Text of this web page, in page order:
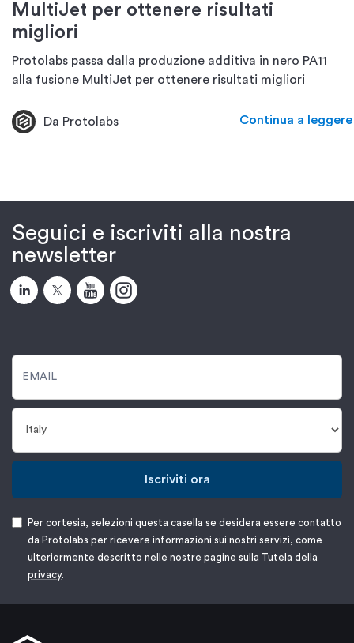
MultiJet per ottenere risultati
migliori
Protolabs passa dalla produzione additiva in nero PA11
alla fusione MultiJet per ottenere risultati migliori
Da Protolabs Continua a leggere
Seguici e iscriviti alla nostra
newsletter
Iscriviti ora
Per cortesia, selezioni questa casella se desidera essere contatto
da Protolabs per ricevere informazioni sui nostri servizi, come
ulteriormente descritto nelle nostre pagine sulla Tutela della
privacy.